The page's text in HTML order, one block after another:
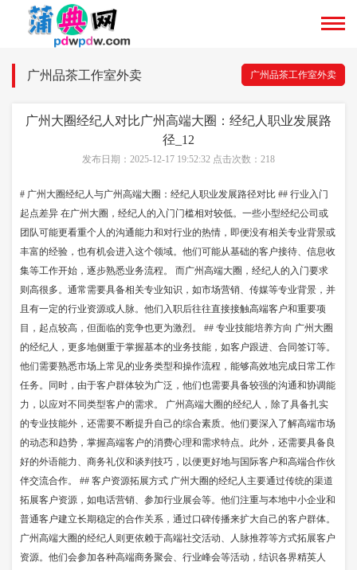
广州品茶工作室外卖 广州品茶工作室外卖
广州大圈经纪人对比广州高端大圈：经纪人职业发展路
径_12
发布日期：2025-12-17 19:52:32 点击次数：218
# 广州大圈经纪人与广州高端大圈：经纪人职业发展路径对比 ## 行业入门
起点差异 在广州大圈，经纪人的入门门槛相对较低。一些小型经纪公司或
团队可能更看重个人的沟通能力和对行业的热情，即便没有相关专业背景或
丰富的经验，也有机会进入这个领域。他们可能从基础的客户接待、信息收
集等工作开始，逐步熟悉业务流程。 而广州高端大圈，经纪人的入门要求
则高很多。通常需要具备相关专业知识，如市场营销、传媒等专业背景，并
且有一定的行业资源或人脉。他们入职后往往直接接触高端客户和重要项
目，起点较高，但面临的竞争也更为激烈。 ## 专业技能培养方向 广州大圈
的经纪人，更多地侧重于掌握基本的业务技能，如客户跟进、合同签订等。
他们需要熟悉市场上常见的业务类型和操作流程，能够高效地完成日常工作
任务。同时，由于客户群体较为广泛，他们也需要具备较强的沟通和协调能
力，以应对不同类型客户的需求。 广州高端大圈的经纪人，除了具备扎实
的专业技能外，还需要不断提升自己的综合素质。他们要深入了解高端市场
的动态和趋势，掌握高端客户的消费心理和需求特点。此外，还需要具备良
好的外语能力、商务礼仪和谈判技巧，以便更好地与国际客户和高端合作伙
伴交流合作。 ## 客户资源拓展方式 广州大圈的经纪人主要通过传统的渠道
拓展客户资源，如电话营销、参加行业展会等。他们注重与本地中小企业和
普通客户建立长期稳定的合作关系，通过口碑传播来扩大自己的客户群体。
广州高端大圈的经纪人则更依赖于高端社交活动、人脉推荐等方式拓展客户
资源。他们会参加各种高端商务聚会、行业峰会等活动，结识各界精英人